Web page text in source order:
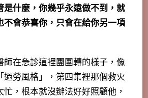
是什麼，你幾乎永遠做不到，就
不會恭喜你，只會在給你另一項
在急診這裡團團轉的樣子， 像
勞風格」
，第四集裡那個救火
，根本就沒辦法好好照顧他，